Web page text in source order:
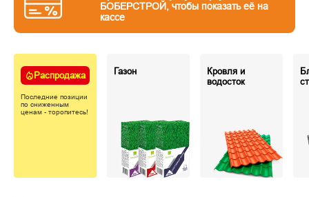
БОБЕРСТРОЙ, чтобы показать её на
кассе
Распродажа
Последние позиции
по сниженным
ценам - торопитесь!
Газон
Кровля и
водосток